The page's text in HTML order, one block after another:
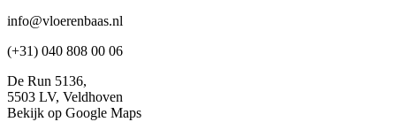
info@vloerenbaas.nl
(+31) 040 808 00 06
De Run 5136,
5503 LV, Veldhoven
Bekijk op Google Maps